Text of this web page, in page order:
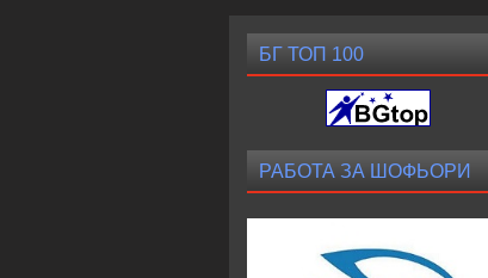
БГ ТОП 100
РАБОТА ЗА ШОФЬОРИ